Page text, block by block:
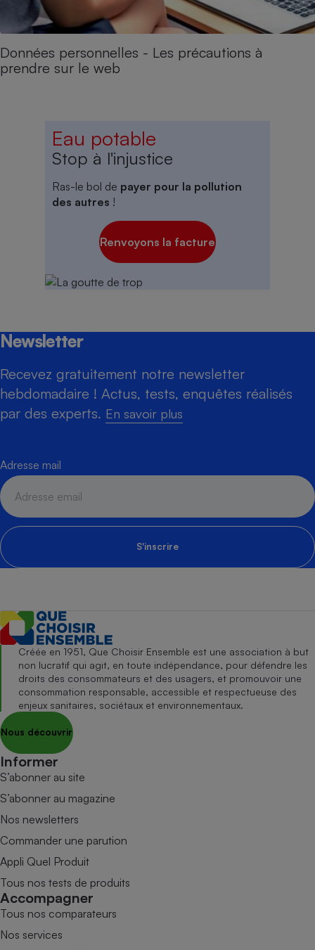
Données personnelles - Les précautions à
prendre sur le web
Eau potable
Stop à l'injustice
Ras-le bol de payer pour la pollution
des autres !
Renvoyons la facture
Newsletter
Recevez gratuitement notre newsletter
hebdomadaire ! Actus, tests, enquêtes réalisés
par des experts. En savoir plus
Adresse mail
S'inscrire
Créée en 1951, Que Choisir Ensemble est une association à but
non lucratif qui agit, en toute indépendance, pour défendre les
droits des consommateurs et des usagers, et promouvoir une
consommation responsable, accessible et respectueuse des
enjeux sanitaires, sociétaux et environnementaux.
Nous découvrir
Informer
S’abonner au site
S’abonner au magazine
Nos newsletters
Commander une parution
Appli Quel Produit
Tous nos tests de produits
Accompagner
Tous nos comparateurs
Nos services